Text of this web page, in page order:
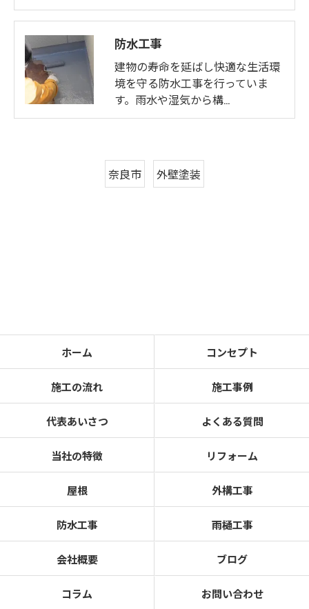
防水工事
建物の寿命を延ばし快適な生活環
境を守る防水工事を行っていま
す。雨水や湿気から構…
奈良市 外壁塗装
ホーム コンセプト
施工の流れ 施工事例
代表あいさつ よくある質問
当社の特徴 リフォーム
屋根 外構工事
防水工事 雨樋工事
会社概要 ブログ
コラム お問い合わせ